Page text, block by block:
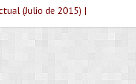
(Julio de 2015) |